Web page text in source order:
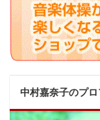
中村嘉奈子のプ